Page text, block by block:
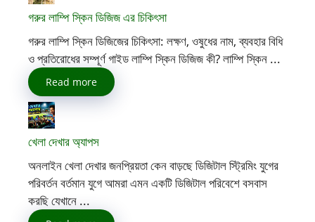
গরুর লাম্পি স্কিন ডিজিজ এর চিকিৎসা
গরুর লাম্পি স্কিন ডিজিজের চিকিৎসা: লক্ষণ, ওষুধের নাম, ব্যবহার বিধি
ও প্রতিরোধের সম্পূর্ণ গাইড লাম্পি স্কিন ডিজিজ কী? লাম্পি স্কিন ...
Read more
খেলা দেখার অ্যাপস
অনলাইন খেলা দেখার জনপ্রিয়তা কেন বাড়ছে ডিজিটাল স্ট্রিমিং যুগের
পরিবর্তন বর্তমান যুগে আমরা এমন একটি ডিজিটাল পরিবেশে বসবাস
করছি যেখানে ...